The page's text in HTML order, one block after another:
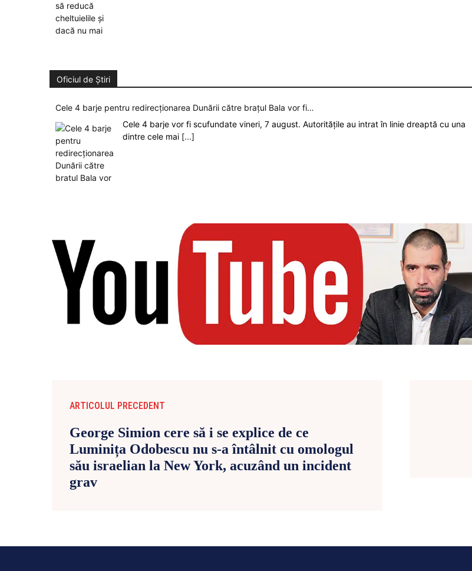
Oficiul de Știri
Cele 4 barje pentru redirecționarea Dunării către brațul Bala vor fi…
Cele 4 barje vor fi scufundate vineri, 7 august. Autoritățile au intrat în linie dreaptă cu una
dintre cele mai [...]
ARTICOLUL PRECEDENT
George Simion cere să i se explice de ce
Luminița Odobescu nu s-a întâlnit cu omologul
său israelian la New York, acuzând un incident
grav